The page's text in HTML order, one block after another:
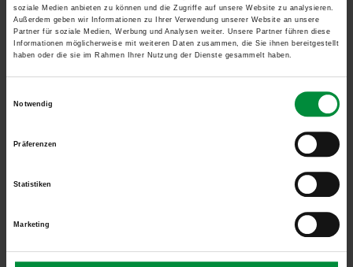
soziale Medien anbieten zu können und die Zugriffe auf unsere Website zu analysieren.
Außerdem geben wir Informationen zu Ihrer Verwendung unserer Website an unsere
Partner für soziale Medien, Werbung und Analysen weiter. Unsere Partner führen diese
Informationen möglicherweise mit weiteren Daten zusammen, die Sie ihnen bereitgestellt
haben oder die sie im Rahmen Ihrer Nutzung der Dienste gesammelt haben.
Notwendig
Präferenzen
Statistiken
Marketing
WAREMA Insektenschutzrollo GrandSlide:
Einfach grandios
Veröffentlicht
3. Juli 2025